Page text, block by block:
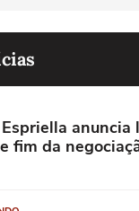
anuncia
fim da